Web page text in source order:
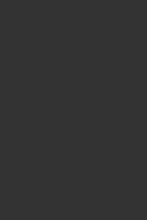
DE LABIOS AN-GLOSS